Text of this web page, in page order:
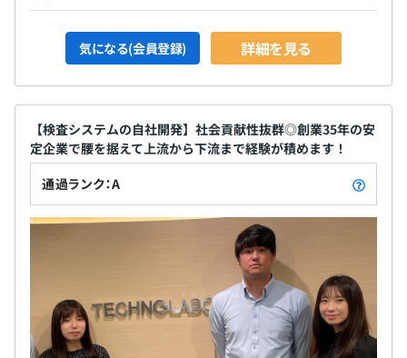
気になる(会員登録) 詳細を見る
【検査システムの自社開発】社会貢献性抜群◎創業35年の安
定企業で腰を据えて上流から下流まで経験が積めます！
通過ランク：A